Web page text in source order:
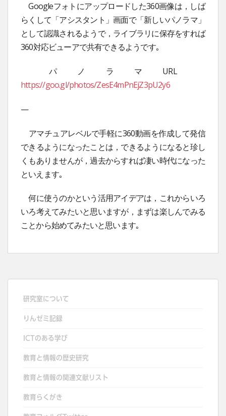
Googleフォトにアップロードした360画像は，しば
らくして「アシスタント」画面で「新しいパノラマ」
として認識されるようで，ライブラリに保存をすれば
360対応ビューアで共有できるようです｡
パノラマURL
https://goo.gl/photos/ZesE4mPnEjZ3pU2y6
—
アマチュアレベルで手軽に360動画を作成して発信
できるようになったことは，できるようになると珍し
くもありませんが，過去からすれば凄い時代になった
といえます｡
何に使うのかという活用アイデアは，これからいろ
いろ考えてみたいと思いますが，まずは楽しんでみる
ことから始めてみたいと思います｡
研究室について
りんゼミ記録
ICTのある学び
教育と情報の歴史研究
教育と情報の関連文献リスト
教育らくがき